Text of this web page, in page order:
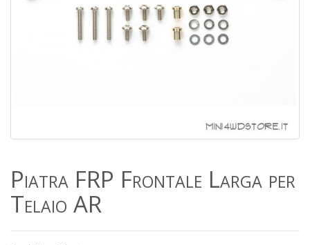
Piatra FRP Frontale Larga per
Telaio AR